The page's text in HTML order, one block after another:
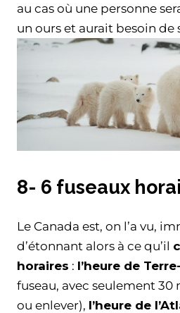
au cas où une personne
un ours et aurait besoin de
8- 6 fuseaux
Le Canada est, on l’a vu,
d’étonnant alors à ce qu’il
horaires : l’heure de
fuseau, avec seulement 30
ou enlever), l’heure de